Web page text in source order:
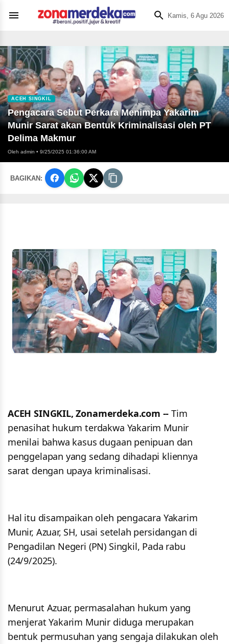
Kamis, 6 Agu 2026
ACEH SINGKIL
Pengacara Sebut Perkara Menimpa Yakarim
Munir Sarat akan Bentuk Kriminalisasi oleh PT
Delima Makmur
Oleh admin • 9/25/2025 01:36:00 AM
BAGIKAN:
ACEH SINGKIL, Zonamerdeka.com --Tim
penasihat hukum terdakwa Yakarim Munir
menilai bahwa kasus dugaan penipuan dan
penggelapan yang sedang dihadapi kliennya
sarat dengan upaya kriminalisasi.
Hal itu disampaikan oleh pengacara Yakarim
Munir, Azuar, SH, usai setelah persidangan di
Pengadilan Negeri (PN) Singkil, Pada rabu
(24/9/2025).
Menurut Azuar, permasalahan hukum yang
menjerat Yakarim Munir diduga merupakan
bentuk permusuhan yang sengaja dilakukan oleh